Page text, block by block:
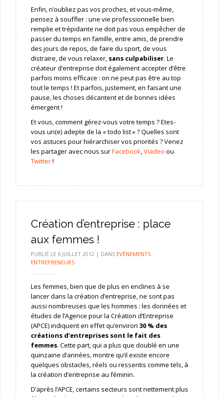
Enfin, n’oubliez pas vos proches, et vous-même,
pensez à souffler : une vie professionnelle bien
remplie et trépidante ne doit pas vous empêcher de
passer du temps en famille, entre amis, de prendre
des jours de repos, de faire du sport, de vous
distraire, de vous relaxer, sans culpabiliser. Le
créateur d’entreprise doit également accepter d’être
parfois moins efficace : on ne peut pas être au top
tout le temps ! Et parfois, justement, en faisant une
pause, les choses décantent et de bonnes idées
émergent !
Et vous, comment gérez-vous votre temps ? Etes-
vous un(e) adepte de la « todo list » ? Quelles sont
vos astuces pour hiérarchiser vos priorités ? Venez
les partager avec nous surFacebook,Viadeo ou
Twitter!
Création d’entreprise : place
aux femmes !
PUBLIÉ LE 6 JUILLET 2012| DANS EVÈNEMENTS
ENTREPRENEURS
Les femmes, bien que de plus en enclines à se
lancer dans la création d’entreprise, ne sont pas
aussi nombreuses que les hommes : les données et
études de l’Agence pour la Création d’Entreprise
(APCE) indiquent en effet qu’environ 30 % des
créations d’entreprises sont le fait des
femmes. Cette part, qui a plus que doublé en une
quinzaine d’années, montre qu’il existe encore
quelques obstacles, réels ou ressentis comme tels, à
la création d’entreprise au féminin.
D’après l’APCE, certains secteurs sont nettement plus